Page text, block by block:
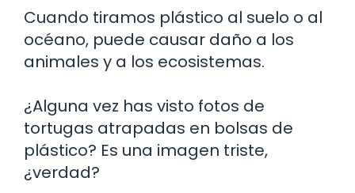
Cuando tiramos plástico al suelo o al
océano, puede causar daño a los
animales y a los ecosistemas.
¿Alguna vez has visto fotos de
tortugas atrapadas en bolsas de
plástico? Es una imagen triste,
¿verdad?